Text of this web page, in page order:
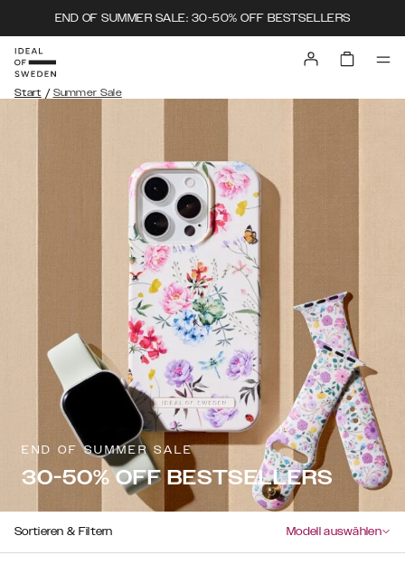
END OF SUMMER SALE: 30-50% OFF BESTSELLERS
Start / Summer Sale
END OF SUMMER SALE
30-50% OFF BESTSELLERS
Sortieren & Filtern Modell auswählen